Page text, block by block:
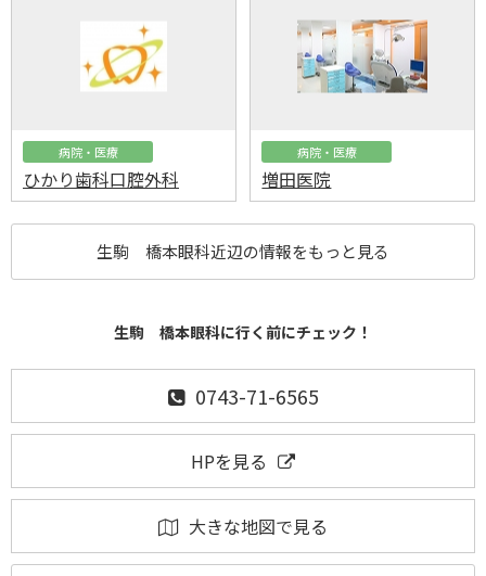
病院・医療
ひかり歯科口腔外科
病院・医療
増田医院
生駒 橋本眼科近辺の情報をもっと見る
生駒 橋本眼科に行く前にチェック！
0743-71-6565
HPを見る
大きな地図で見る